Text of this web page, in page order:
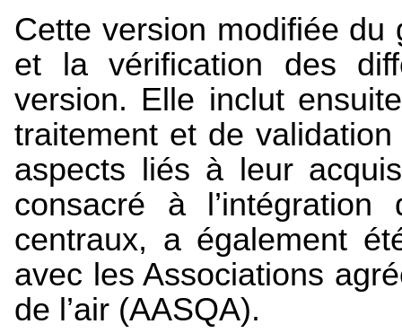
Cette version modifiée
et la vérification des
version. Elle inclut
traitement et de
aspects liés à leur
consacré à
centraux, a également
avec les Associations
de l’air (AASQA).